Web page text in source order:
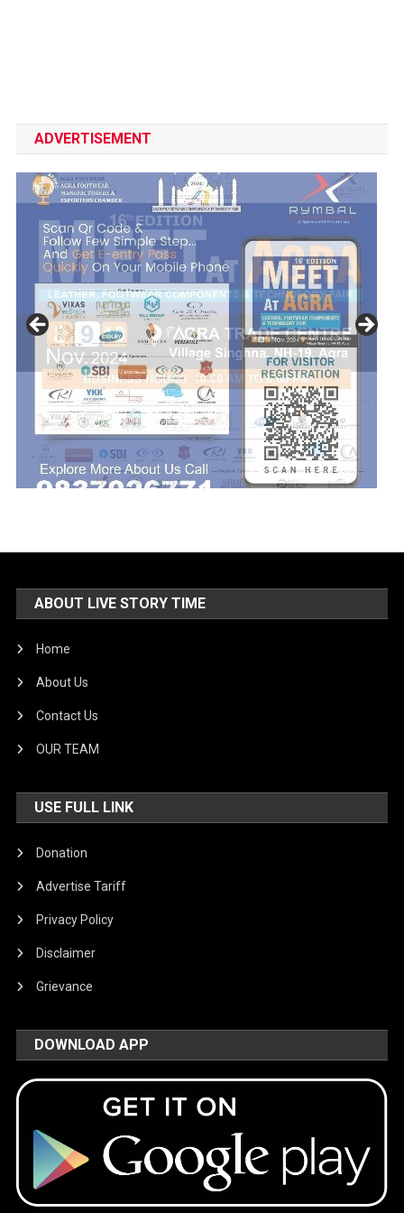
ADVERTISEMENT
ABOUT LIVE STORY TIME
Home
About Us
Contact Us
OUR TEAM
USE FULL LINK
Donation
Advertise Tariff
Privacy Policy
Disclaimer
Grievance
DOWNLOAD APP